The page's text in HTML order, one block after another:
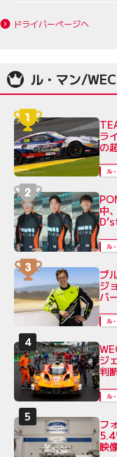
ドライバーページへ
ル・マン/
ラ
の
ル
中
ル
プ
ジ
バ
ル
ジ
判
ル
フ
5.4
映